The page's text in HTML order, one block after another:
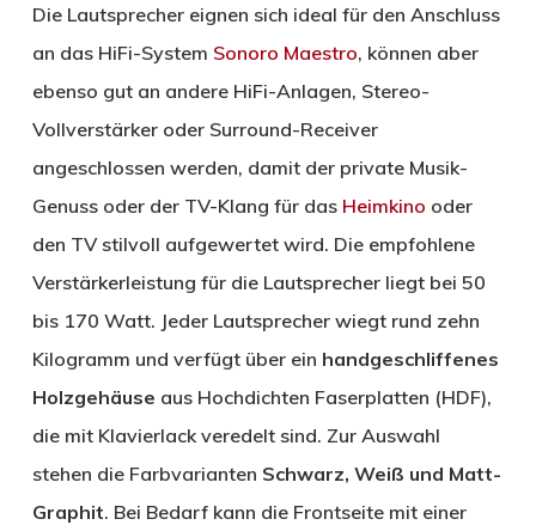
Die Lautsprecher eignen sich ideal für den Anschluss
an das HiFi-System Sonoro Maestro, können aber
ebenso gut an andere HiFi-Anlagen, Stereo-
Vollverstärker oder Surround-Receiver
angeschlossen werden, damit der private Musik-
Genuss oder der TV-Klang für das Heimkino oder
den TV stilvoll aufgewertet wird. Die empfohlene
Verstärkerleistung für die Lautsprecher liegt bei 50
bis 170 Watt. Jeder Lautsprecher wiegt rund zehn
Kilogramm und verfügt über ein handgeschliffenes
Holzgehäuse aus Hochdichten Faserplatten (HDF),
die mit Klavierlack veredelt sind. Zur Auswahl
stehen die Farbvarianten Schwarz, Weiß und Matt-
Graphit. Bei Bedarf kann die Frontseite mit einer